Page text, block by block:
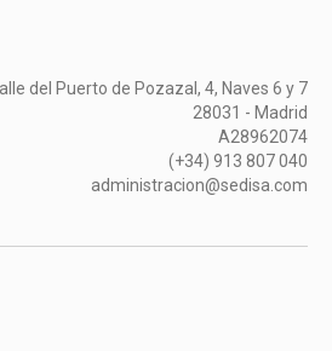
del Puerto de Pozazal, 4, Naves 6 y 7
28031 - Madrid
A28962074
(+34) 913 807 040
administracion@sedisa.com